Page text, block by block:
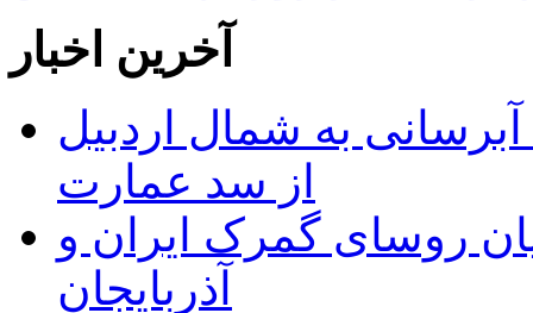
آخرین اخبار
ماده ۲۳ طرح آبرسانی به شمال اردبیل
از سد عمارت
روسای گمرک ایران و
آذربایجان